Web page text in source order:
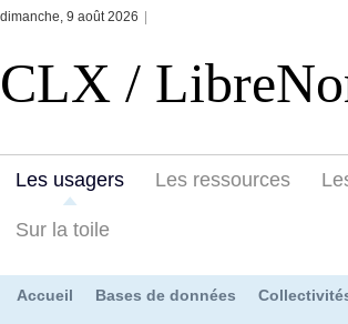
dimanche, 9 août 2026
CLX /
Les usagers Les ressources
Sur la toile
Accueil Bases de données